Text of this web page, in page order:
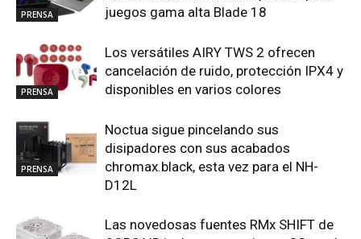
PRENSA
juegos gama alta Blade 18
PRENSA
Los versátiles AIRY TWS 2 ofrecen
cancelación de ruido, protección IPX4 y
disponibles en varios colores
PRENSA
Noctua sigue pincelando sus
disipadores con sus acabados
chromax.black, esta vez para el NH-
D12L
Las novedosas fuentes RMx SHIFT de